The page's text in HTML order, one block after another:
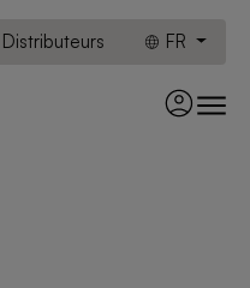
Distributeurs FR